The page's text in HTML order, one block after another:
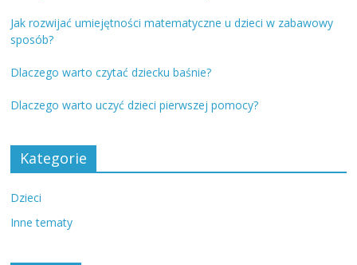
Jak rozwijać umiejętności matematyczne u dzieci w zabawowy
sposób?
Dlaczego warto czytać dziecku baśnie?
Dlaczego warto uczyć dzieci pierwszej pomocy?
Kategorie
Dzieci
Inne tematy